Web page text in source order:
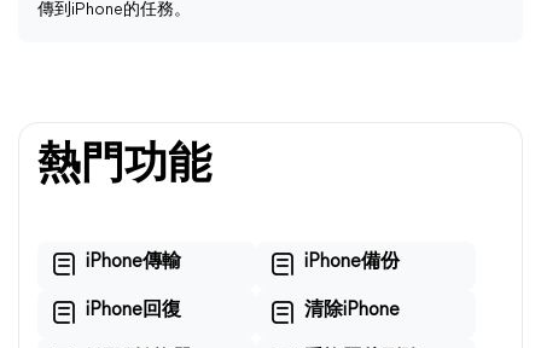
傳到iPhone的任務。
熱門功能
iPhone傳輸 iPhone備份
iPhone回復 清除iPhone